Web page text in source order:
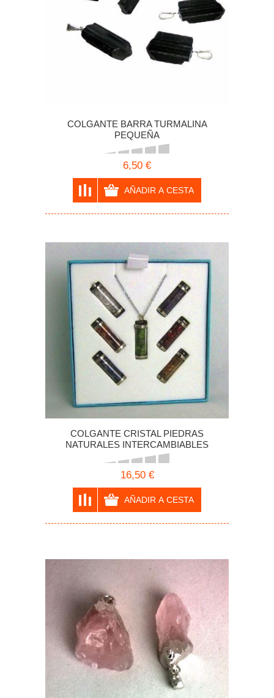
COLGANTE BARRA TURMALINA
PEQUEÑA
6,50 €
COLGANTE CRISTAL PIEDRAS
NATURALES INTERCAMBIABLES
16,50 €